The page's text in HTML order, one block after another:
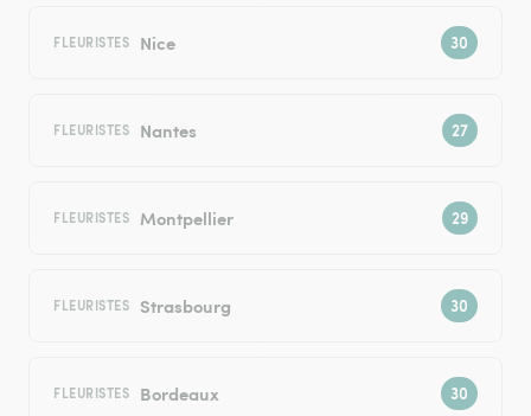
FLEURISTES Nice
FLEURISTES Nantes
FLEURISTES Montpellier
FLEURISTES Strasbourg
FLEURISTES Bordeaux